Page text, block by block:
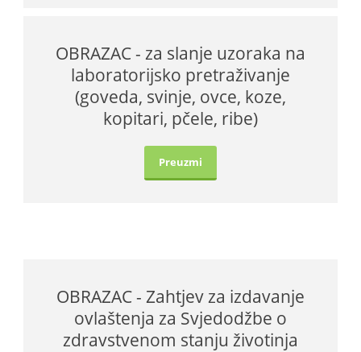
OBRAZAC - za slanje uzoraka na
laboratorijsko pretraživanje
(goveda, svinje, ovce, koze,
kopitari, pčele, ribe)
Preuzmi
OBRAZAC - Zahtjev za izdavanje
ovlaštenja za Svjedodžbe o
zdravstvenom stanju životinja